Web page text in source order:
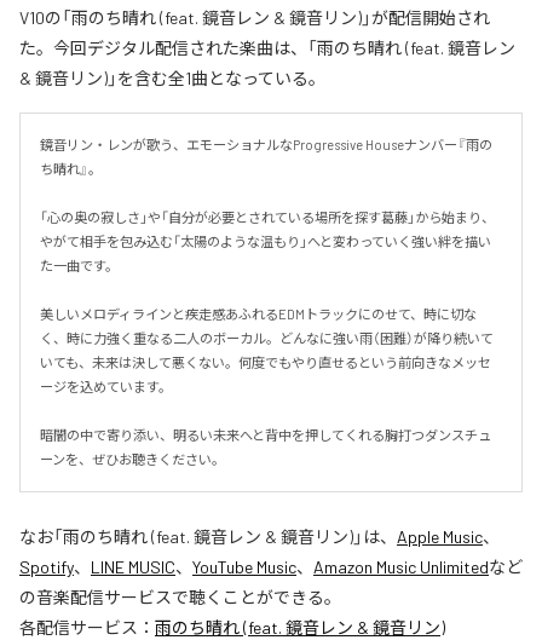
V10の「雨のち晴れ (feat. 鏡音レン & 鏡音リン)」が配信開始され
た。今回デジタル配信された楽曲は、「雨のち晴れ (feat. 鏡音レン
& 鏡音リン)」を含む全1曲となっている。
鏡音リン・レンが歌う、エモーショナルなProgressive Houseナンバー『雨の
ち晴れ』。
「心の奥の寂しさ」や「自分が必要とされている場所を探す葛藤」から始まり、
やがて相手を包み込む「太陽のような温もり」へと変わっていく強い絆を描い
た一曲です。
美しいメロディラインと疾走感あふれるEDMトラックにのせて、時に切な
く、時に力強く重なる二人のボーカル。どんなに強い雨（困難）が降り続いて
いても、未来は決して悪くない。何度でもやり直せるという前向きなメッセ
ージを込めています。
暗闇の中で寄り添い、明るい未来へと背中を押してくれる胸打つダンスチュ
ーンを、ぜひお聴きください。
なお「雨のち晴れ (feat. 鏡音レン & 鏡音リン)」は、 Apple Music、
Spotify、 LINE MUSIC、 YouTube Music、 Amazon Music Unlimitedなど
の音楽配信サービスで聴くことができる。
各配信サービス： 雨のち晴れ (feat. 鏡音レン & 鏡音リン)